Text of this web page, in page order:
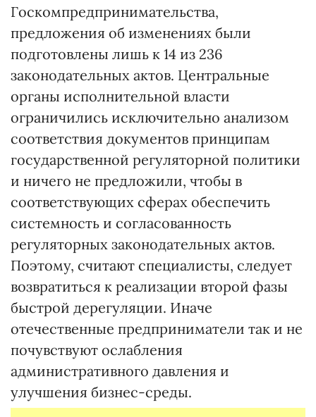
Госкомпредпринимательства,
предложения об изменениях были
подготовлены лишь к 14 из 236
законодательных актов. Центральные
органы исполнительной власти
ограничились исключительно анализом
соответствия документов принципам
государственной регуляторной политики
и ничего не предложили, чтобы в
соответствующих сферах обеспечить
системность и согласованность
регуляторных законодательных актов.
Поэтому, считают специалисты, следует
возвратиться к реализации второй фазы
быстрой дерегуляции. Иначе
отечественные предприниматели так и не
почувствуют ослабления
административного давления и
улучшения бизнес-среды.